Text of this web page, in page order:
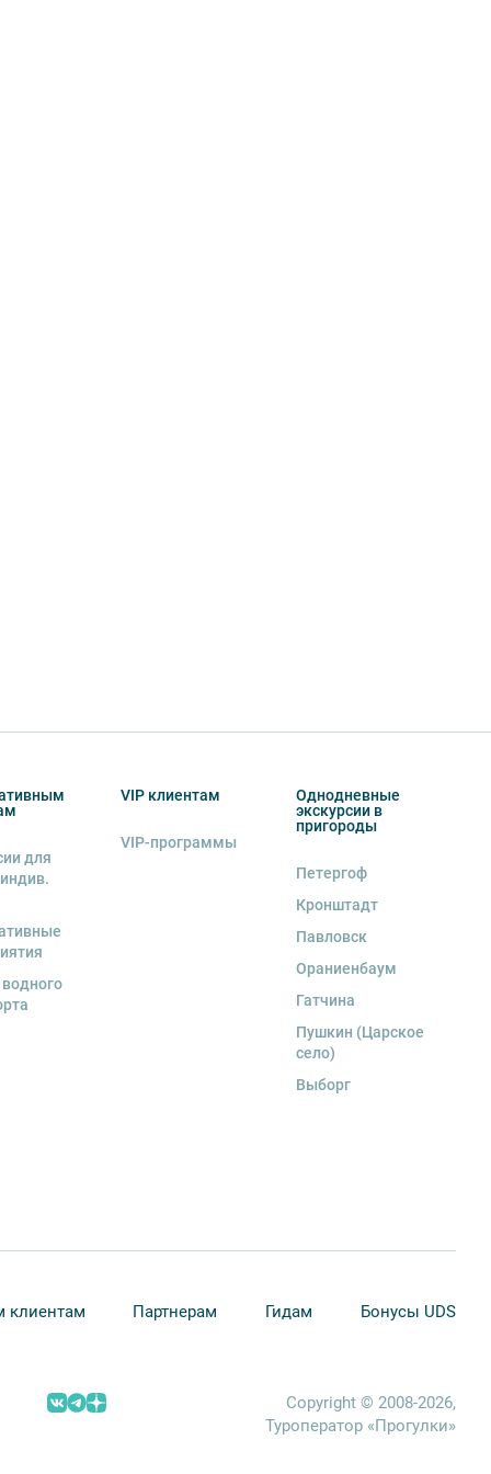
для
VIP клиентам
VIP-программы
Однодневные
экскурсии в
пригороды
Петергоф
Кронштадт
Павловск
Ораниенбаум
Гатчина
Пушкин (Царское
село)
Выборг
клиентам Партнерам Гидам Бонусы UDS
Copyright © 2008-2026,
Туроператор «Прогулки»